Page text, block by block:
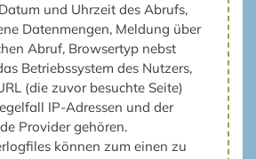
und Uhrzeit des Abrufs,
Datenmengen, Meldung über
Abruf, Browsertyp nebst
Betriebssystem des Nutzers,
(die zuvor besuchte Seite)
IP-Adressen und der
Provider gehören.
können zum einen zu